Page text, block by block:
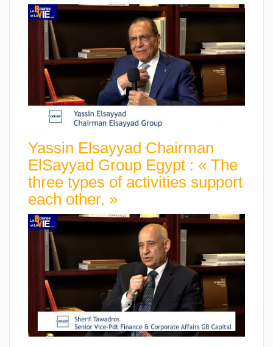
Yassin Elsayyad Chairman
ElSayyad Group Egypt : « The
three types of activities support
each other. »